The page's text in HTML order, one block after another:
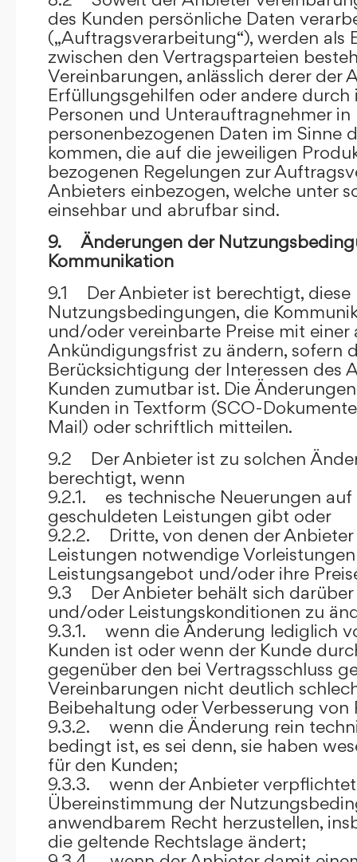
des Kunden persönliche Daten
(„Auftragsverarbeitung“), werden als
zwischen den Vertragsparteien
Vereinbarungen, anlässlich derer der
Erfüllungsgehilfen oder andere
Personen und Unterauftragnehmer
personenbezogenen Daten im Sinne
kommen, die auf die jeweiligen
bezogenen Regelungen zur
Anbieters einbezogen, welche unter
einsehbar und abrufbar sind.
9. Änderungen der
Kommunikation
9.1 Der Anbieter ist berechtigt, diese
Nutzungsbedingungen, die
und/oder vereinbarte Preise mit einer
Ankündigungsfrist zu ändern, sofern
Berücksichtigung der Interessen des
Kunden zumutbar ist. Die
Kunden in Textform (SCO-
Mail) oder schriftlich mitteilen.
9.2 Der Anbieter ist zu solchen
berechtigt, wenn
9.2.1. es technische Neuerungen
geschuldeten Leistungen gibt oder
9.2.2. Dritte, von denen der Anbieter
Leistungen notwendige
Leistungsangebot und/oder ihre
9.3 Der Anbieter behält sich darüber
und/oder Leistungskonditionen zu
9.3.1. wenn die Änderung lediglich
Kunden ist oder wenn der Kunde
gegenüber den bei Vertragsschluss
Vereinbarungen nicht deutlich
Beibehaltung oder Verbesserung
9.3.2. wenn die Änderung rein
bedingt ist, es sei denn, sie haben
für den Kunden;
9.3.3. wenn der Anbieter verpflichtet
Übereinstimmung der
anwendbarem Recht herzustellen,
die geltende Rechtslage ändert;